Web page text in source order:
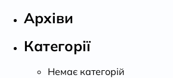
Архіви
Категорії
Немає категорій